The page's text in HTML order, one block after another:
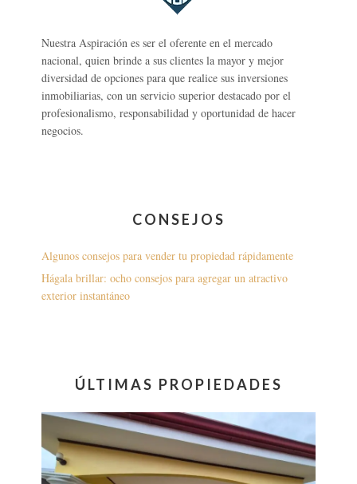
Nuestra Aspiración es ser el oferente en el mercado
nacional, quien brinde a sus clientes la mayor y mejor
diversidad de opciones para que realice sus inversiones
inmobiliarias, con un servicio superior destacado por el
profesionalismo, responsabilidad y oportunidad de hacer
negocios.
CONSEJOS
Algunos consejos para vender tu propiedad rápidamente
Hágala brillar: ocho consejos para agregar un atractivo
exterior instantáneo
ÚLTIMAS PROPIEDADES